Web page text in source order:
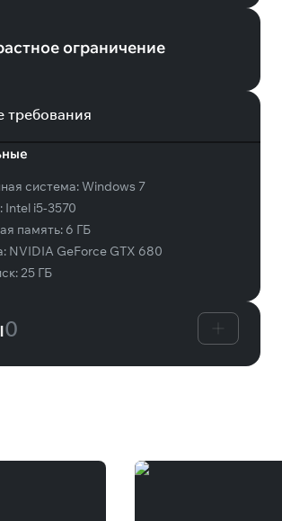
ограничение
требования
система:Windows 7
Intel i5-3570
память: 6 ГБ
NVIDIA GeForce GTX 680
25 ГБ
0